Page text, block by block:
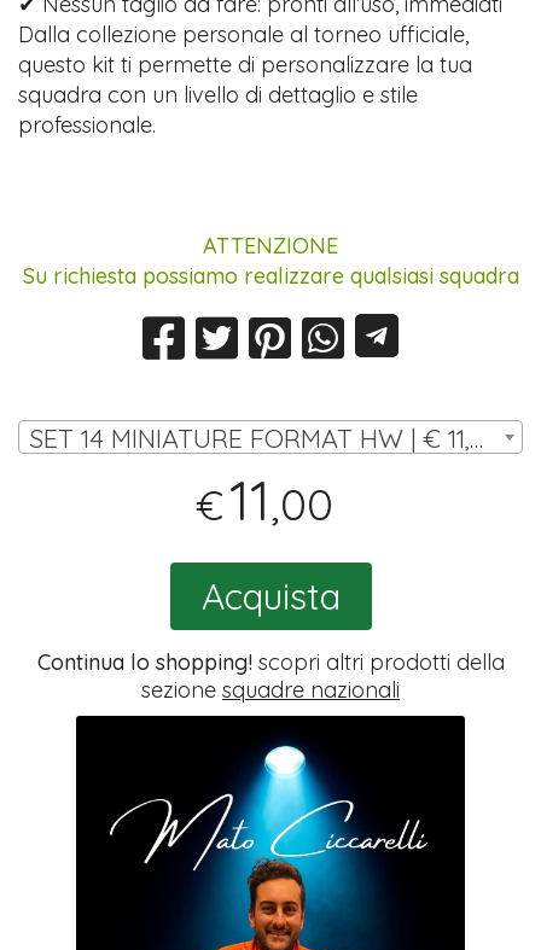
Dalla collezione personale al torneo ufficiale,
questo kit ti permette di personalizzare la tua
squadra con un livello di dettaglio e stile
professionale.
ATTENZIONE
Su richiesta possiamo realizzare qualsiasi squadra
SET 14 MINIATURE FORMAT HW | € 11,00
€11,00
Acquista
Continua lo shopping!scopri altri prodotti della
sezione squadre nazionali